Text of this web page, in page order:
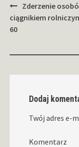
Zobacz
wpisy
Zderzenie
ciągnikiem
60
Dodaj
Twój adres e-
Komentarz